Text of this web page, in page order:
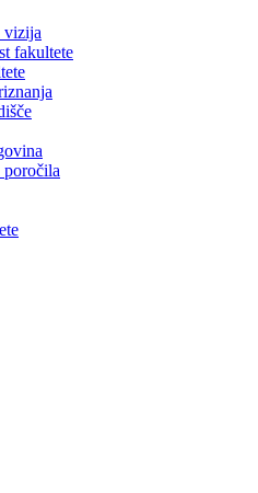
vizija
fakultete